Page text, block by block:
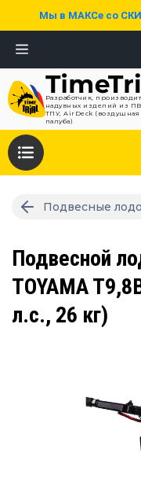
Мы в МАКСе со
Разработчик,
надувных изделий из
ТПУ, AirDeck (воздушная
палуба)
Подвесные
Подвесной
TOYAMA
л.с., 26 кг)